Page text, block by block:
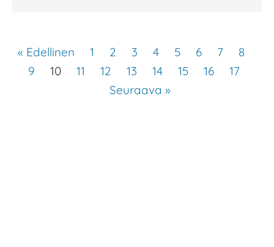
« Edellinen 1 2 3 4 5 6 7
8
9
10 11 12 13 14 15 16
17
Seuraava »